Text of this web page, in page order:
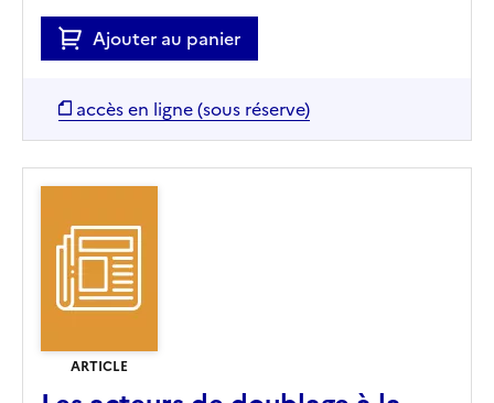
Ajouter au panier
accès en ligne (sous réserve)
ARTICLE